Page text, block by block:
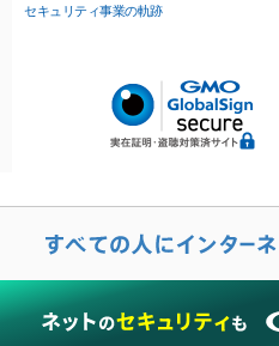
セキュリティ事業の軌跡